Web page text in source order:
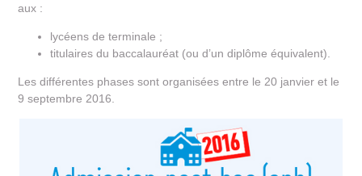
aux :
lycéens de terminale ;
titulaires du baccalauréat (ou d’un diplôme équivalent).
Les différentes phases sont organisées entre le 20 janvier et le
9 septembre 2016.